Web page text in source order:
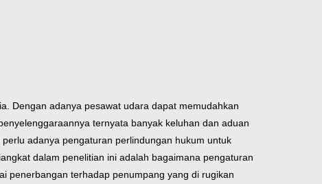
Dengan adanya pesawat udara dapat memudahkan
ternyata banyak keluhan dan aduan
adanya pengaturan perlindungan hukum untuk
dalam penelitian ini adalah bagaimana pengaturan
penerbangan terhadap penumpang yang di rugikan